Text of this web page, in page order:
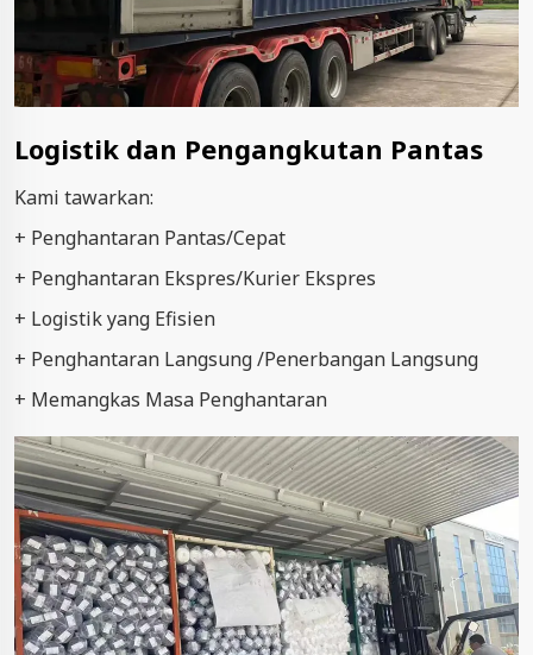
Logistik dan Pengangkutan Pantas
Kami tawarkan:
+ Penghantaran Pantas/Cepat
+ Penghantaran Ekspres/Kurier Ekspres
+ Logistik yang Efisien
+ Penghantaran Langsung /Penerbangan Langsung
+ Memangkas Masa Penghantaran